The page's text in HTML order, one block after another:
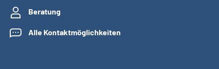
Beratung
Alle Kontaktmöglichkeiten